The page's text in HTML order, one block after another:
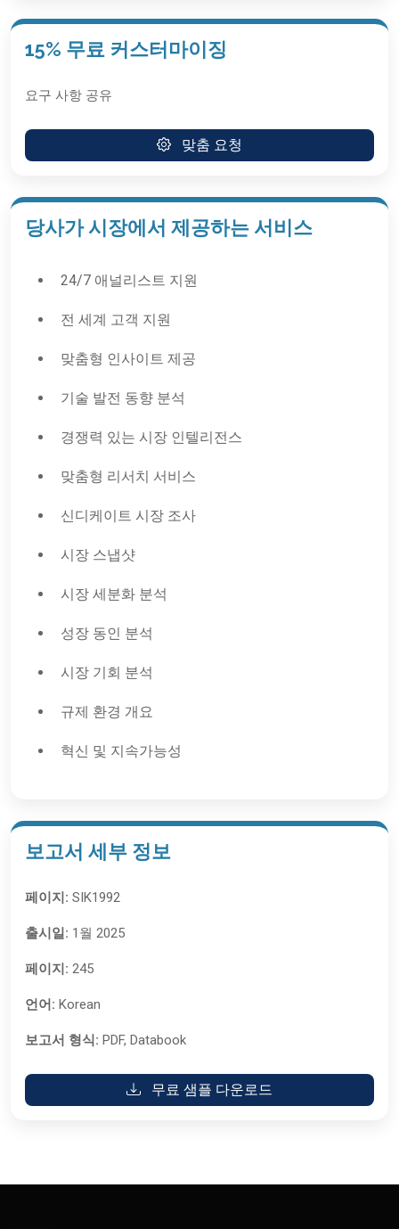
15% 무료 커스터마이징
요구 사항 공유
맞춤 요청
당사가 시장에서 제공하는 서비스
24/7 애널리스트 지원
전 세계 고객 지원
맞춤형 인사이트 제공
기술 발전 동향 분석
경쟁력 있는 시장 인텔리전스
맞춤형 리서치 서비스
신디케이트 시장 조사
시장 스냅샷
시장 세분화 분석
성장 동인 분석
시장 기회 분석
규제 환경 개요
혁신 및 지속가능성
보고서 세부 정보
페이지: SIK1992
출시일: 1월 2025
페이지: 245
언어: Korean
보고서 형식: PDF, Databook
무료 샘플 다운로드